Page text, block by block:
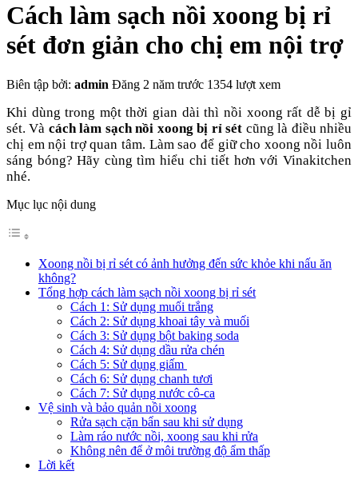
Cách làm sạch nồi xoong bị rỉ
sét đơn giản cho chị em nội trợ
Biên tập bởi: admin Đăng 2 năm trước 1354 lượt xem
Khi dùng trong một thời gian dài thì nồi xoong rất dễ bị gỉ
sét. Và cách làm sạch nồi xoong bị rỉ sét cũng là điều nhiều
chị em nội trợ quan tâm. Làm sao để giữ cho xoong nồi luôn
sáng bóng? Hãy cùng tìm hiểu chi tiết hơn với Vinakitchen
nhé.
Mục lục nội dung
Xoong nồi bị rỉ sét có ảnh hưởng đến sức khỏe khi nấu ăn
không?
Tổng hợp cách làm sạch nồi xoong bị rỉ sét
Cách 1: Sử dụng muối trắng
Cách 2: Sử dụng khoai tây và muối
Cách 3: Sử dụng bột baking soda
Cách 4: Sử dụng dầu rửa chén
Cách 5: Sử dụng giấm
Cách 6: Sử dụng chanh tươi
Cách 7: Sử dụng nước cô-ca
Vệ sinh và bảo quản nồi xoong
Rửa sạch cặn bẩn sau khi sử dụng
Làm ráo nước nồi, xoong sau khi rửa
Không nên để ở môi trường độ ẩm thấp
Lời kết